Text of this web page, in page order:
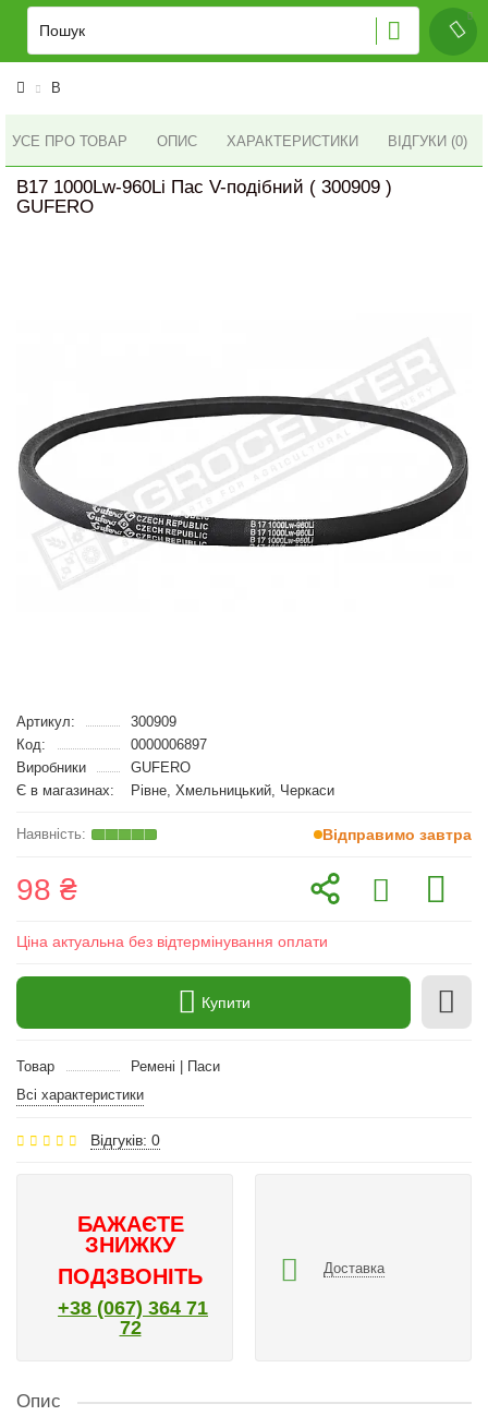
B
УСЕ ПРО ТОВАР ОПИС ХАРАКТЕРИСТИКИ ВІДГУКИ (0)
B17 1000Lw-960Li Пас V-подібний ( 300909 )
GUFERO
Артикул:
300909
Код:
0000006897
Виробники
GUFERO
Є в магазинах:
Рівне, Хмельницький, Черкаси
Відправимо завтра
98 ₴
Ціна актуальна без відтермінування оплати
Купити
Товар
Ремені | Паси
Всі характеристики
Відгуків: 0
БАЖАЄТЕ
ЗНИЖКУ
ПОДЗВОНІТЬ
+38 (067) 364 71
72
Доставка
Опис